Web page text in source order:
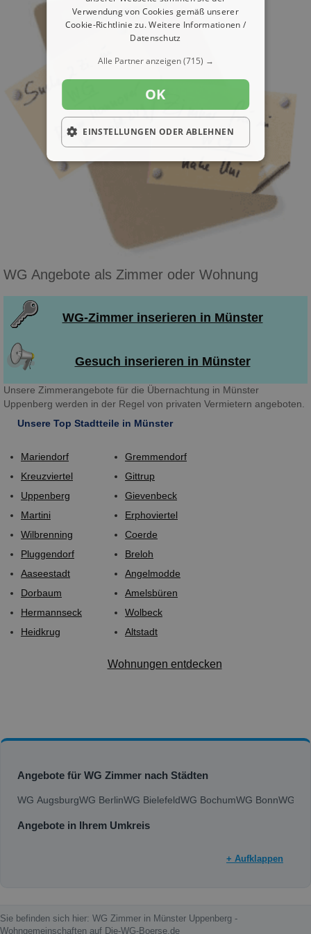
WG Angebote als Zimmer oder Wohnung
WG-Zimmer inserieren in Münster
Gesuch inserieren in Münster
Unsere Zimmerangebote für die Übernachtung in Münster
Uppenberg werden in der Regel von privaten Vermietern angeboten.
Unsere Top Stadtteile in Münster
Mariendorf
Kreuzviertel
Uppenberg
Martini
Wilbrenning
Pluggendorf
Aaseestadt
Dorbaum
Hermannseck
Heidkrug
Gremmendorf
Gittrup
Gievenbeck
Erphoviertel
Coerde
Breloh
Angelmodde
Amelsbüren
Wolbeck
Altstadt
Wohnungen entdecken
Angebote für WG Zimmer nach Städten
WG AugsburgWG BerlinWG BielefeldWG BochumWG BonnWG
Angebote in Ihrem Umkreis
+ Aufklappen
Sie befinden sich hier: WG Zimmer in Münster Uppenberg -
Wohngemeinschaften auf Die-WG-Boerse.de
Verwendung von Cookies gemäß unserer
Cookie-Richtlinie zu.Weitere Informationen /
Datenschutz
Alle Partner anzeigen(715) →
OK
EINSTELLUNGEN ODER ABLEHNEN